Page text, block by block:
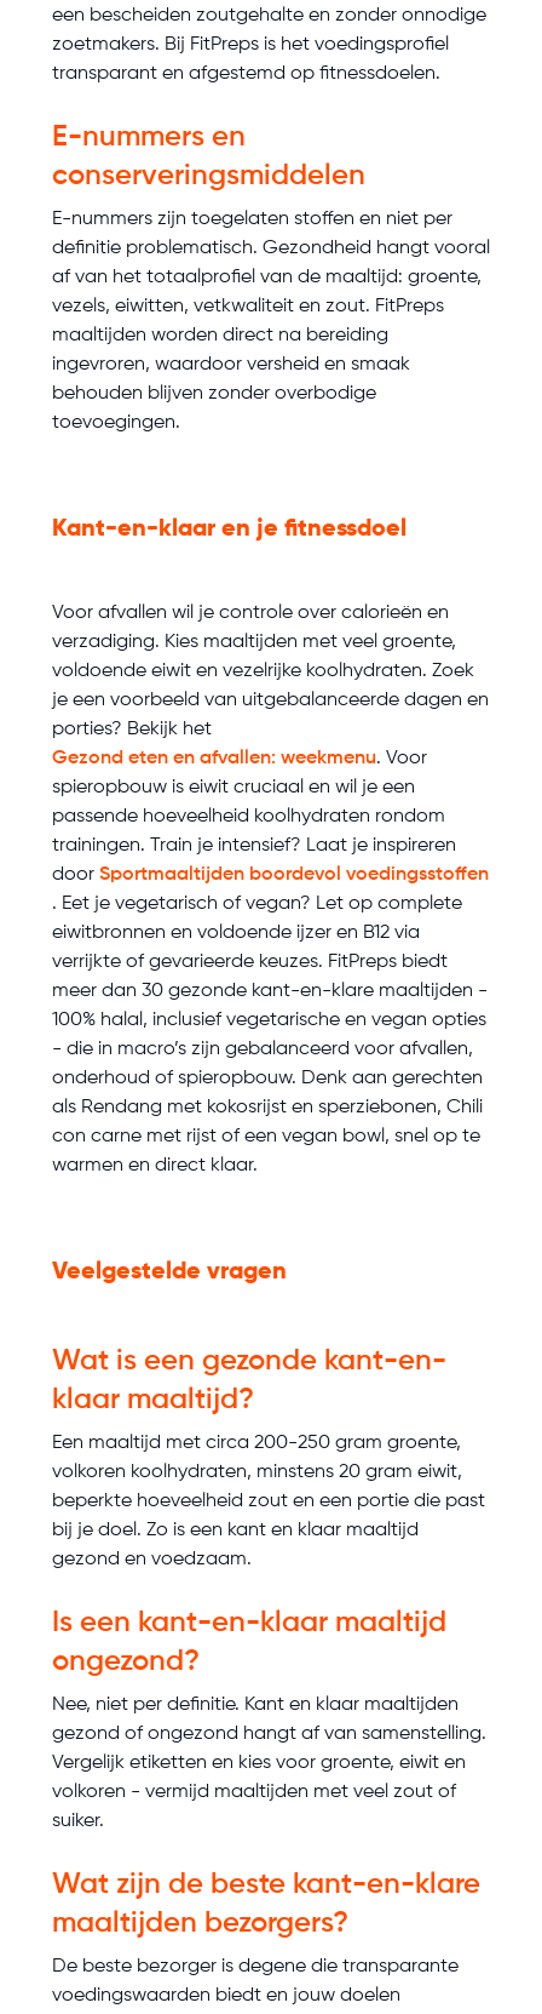
een bescheiden zoutgehalte en zonder onnodige
zoetmakers. Bij FitPreps is het voedingsprofiel
transparant en afgestemd op fitnessdoelen.
E-nummers en
conserveringsmiddelen
E-nummers zijn toegelaten stoffen en niet per
definitie problematisch. Gezondheid hangt vooral
af van het totaalprofiel van de maaltijd: groente,
vezels, eiwitten, vetkwaliteit en zout. FitPreps
maaltijden worden direct na bereiding
ingevroren, waardoor versheid en smaak
behouden blijven zonder overbodige
toevoegingen.
Kant-en-klaar en je fitnessdoel
Voor afvallen wil je controle over calorieën en
verzadiging. Kies maaltijden met veel groente,
voldoende eiwit en vezelrijke koolhydraten. Zoek
je een voorbeeld van uitgebalanceerde dagen en
porties? Bekijk het
Gezond eten en afvallen: weekmenu. Voor
spieropbouw is eiwit cruciaal en wil je een
passende hoeveelheid koolhydraten rondom
trainingen. Train je intensief? Laat je inspireren
door Sportmaaltijden boordevol voedingsstoffen
. Eet je vegetarisch of vegan? Let op complete
eiwitbronnen en voldoende ijzer en B12 via
verrijkte of gevarieerde keuzes. FitPreps biedt
meer dan 30 gezonde kant-en-klare maaltijden -
100% halal, inclusief vegetarische en vegan opties
- die in macro’s zijn gebalanceerd voor afvallen,
onderhoud of spieropbouw. Denk aan gerechten
als Rendang met kokosrijst en sperziebonen, Chili
con carne met rijst of een vegan bowl, snel op te
warmen en direct klaar.
Veelgestelde vragen
Wat is een gezonde kant-en-
klaar maaltijd?
Een maaltijd met circa 200-250 gram groente,
volkoren koolhydraten, minstens 20 gram eiwit,
beperkte hoeveelheid zout en een portie die past
bij je doel. Zo is een kant en klaar maaltijd
gezond en voedzaam.
Is een kant-en-klaar maaltijd
ongezond?
Nee, niet per definitie. Kant en klaar maaltijden
gezond of ongezond hangt af van samenstelling.
Vergelijk etiketten en kies voor groente, eiwit en
volkoren - vermijd maaltijden met veel zout of
suiker.
Wat zijn de beste kant-en-klare
maaltijden bezorgers?
De beste bezorger is degene die transparante
voedingswaarden biedt en jouw doelen